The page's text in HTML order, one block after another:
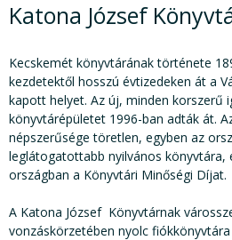
Katona József
Kecskemét könyvtárának története
kezdetektől hosszú évtizedeken át a
kapott helyet. Az új, minden korszerű
könyvtárépületet 1996-ban adták át.
népszerűsége töretlen, egyben az
leglátogatottabb nyilvános könyvtára,
országban a Könyvtári Minőségi Díjat.
A Katona József Könyvtárnak
vonzáskörzetében nyolc